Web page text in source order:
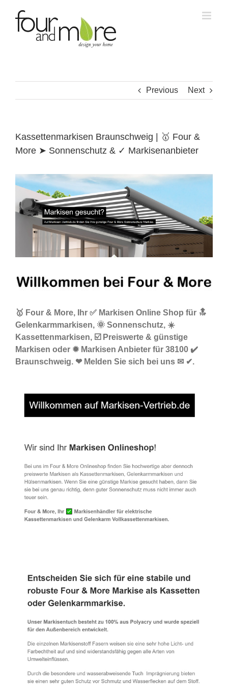
content
Previous Next
Kassettenmarkisen Braunschweig | 🥇 Four &
More ➤ Sonnenschutz & ✓ Markisenanbieter
🥇 Four & More, Ihr ✅ Markisen Online Shop für 🔝
Gelenkarmmarkisen, 🌞 Sonnenschutz, ☀️
Kassettenmarkisen, ☑️ Preiswerte & günstige
Markisen oder ✹ Markisen Anbieter für 38100 ✔️
Braunschweig. ❤ Melden Sie sich bei uns ✉ ✔.